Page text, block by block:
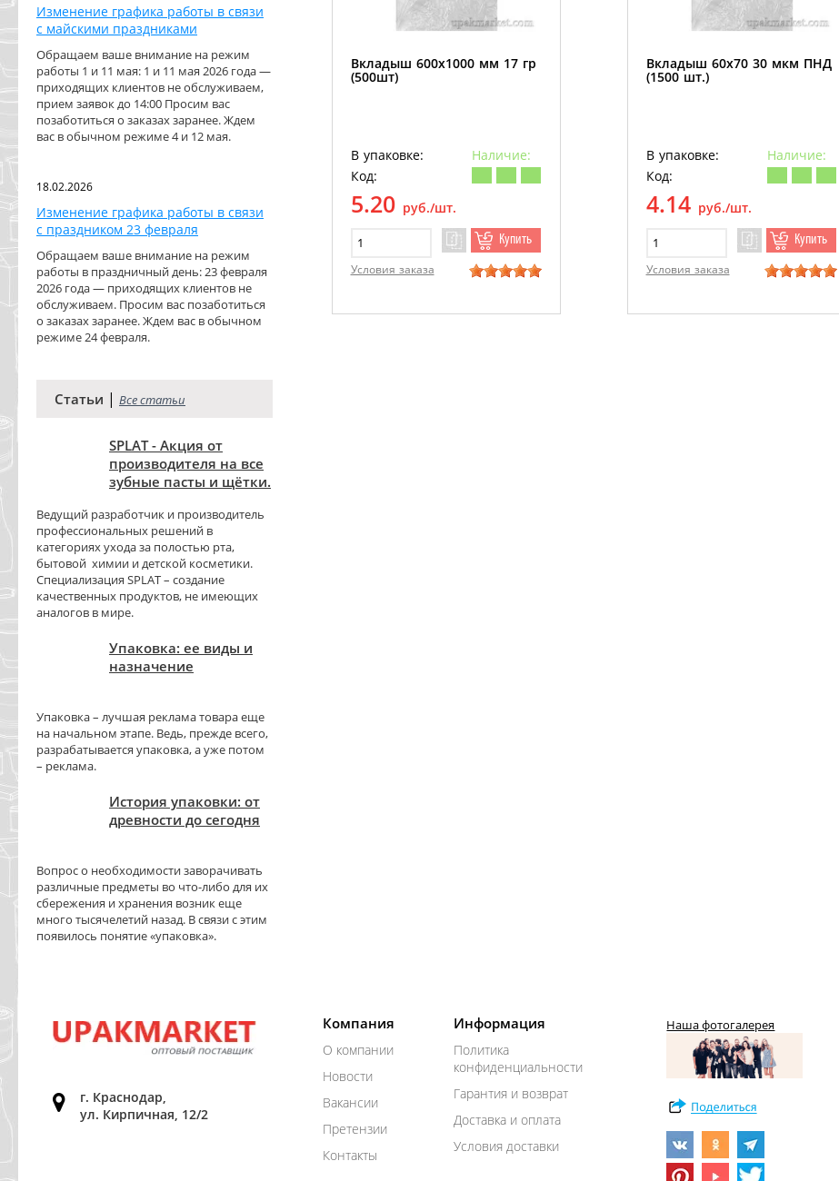
Изменение графика работы в связи
с майскими праздниками
Обращаем ваше внимание на режим
работы 1 и 11 мая: 1 и 11 мая 2026 года —
приходящих клиентов не обслуживаем,
прием заявок до 14:00 Просим вас
позаботиться о заказах заранее. Ждем
вас в обычном режиме 4 и 12 мая.
18.02.2026
Изменение графика работы в связи
с праздником 23 февраля
Обращаем ваше внимание на режим
работы в праздничный день: 23 февраля
2026 года — приходящих клиентов не
обслуживаем. Просим вас позаботиться
о заказах заранее. Ждем вас в обычном
режиме 24 февраля.
Статьи | Все статьи
SPLAT - Акция от
производителя на все
зубные пасты и щётки.
Ведущий разработчик и производитель
профессиональных решений в
категориях ухода за полостью рта,
бытовой химии и детской косметики.
Специализация SPLAT – создание
качественных продуктов, не имеющих
аналогов в мире.
Упаковка: ее виды и
назначение
Упаковка – лучшая реклама товара еще
на начальном этапе. Ведь, прежде всего,
разрабатывается упаковка, а уже потом
– реклама.
История упаковки: от
древности до сегодня
Вопрос о необходимости заворачивать
различные предметы во что-либо для их
сбережения и хранения возник еще
много тысячелетий назад. В связи с этим
появилось понятие «упаковка».
Вкладыш 600х1000 мм 17 гр
(500шт)
В упаковке:
Наличие:
Код:
5.20 руб./шт.
Купить
Условия заказа
Вкладыш 60х70 30 мкм ПНД
(1500 шт.)
В упаковке:
Наличие:
Код:
4.14 руб./шт.
Купить
Условия заказа
г. Краснодар,
ул. Кирпичная, 12/2
Компания
О компании
Новости
Вакансии
Претензии
Контакты
Информация
Политика
конфиденциальности
Гарантия и возврат
Доставка и оплата
Условия доставки
Наша фотогалерея